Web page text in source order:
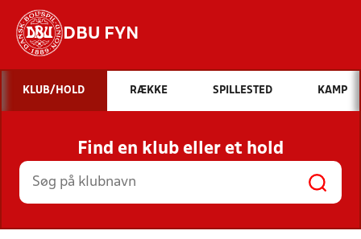
DBU FYN
Hvad vil du søge efter?
INDHOLD OG NYHEDER
STILLINGER, RESULTATER, KLUBBER OG
HOLD
KLUB/HOLD RÆKKE SPILLESTED KAMP
Find en klub eller et hold